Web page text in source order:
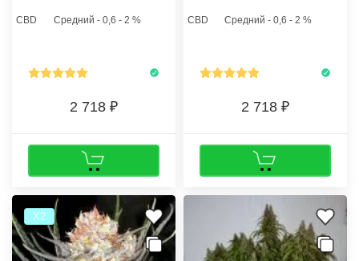
CBD Средний - 0,6 - 2 %
2 718
CBD Средний - 0,6 - 2 %
2 718
Х2